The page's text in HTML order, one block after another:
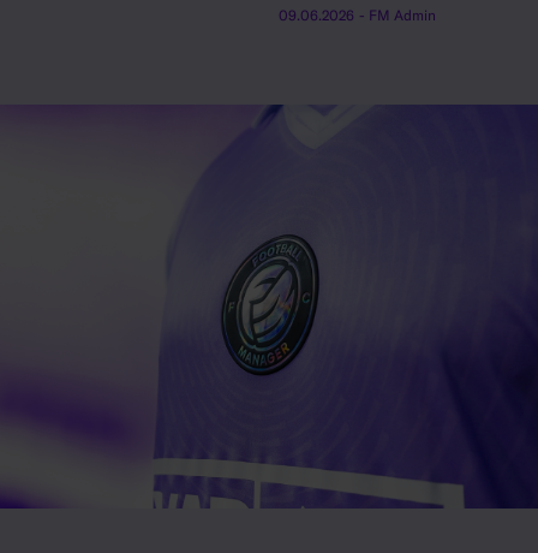
09.06.2026 - FM Admin